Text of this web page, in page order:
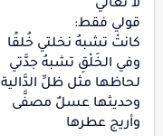
لا تغالي
قولي فقط:
كانتْ تشبهُ نخلتي خُلقًا
وفي الخَلْقِ تشبهُ جدَّتي
لحاظها مثل ظلِّ الدَّالية
وحديثها عسلٌ مصفَّى
وأريج عطرها